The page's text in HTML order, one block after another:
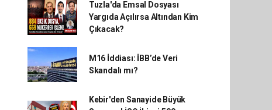
Tuzla'da Emsal Dosyası
Yargıda Açılırsa Altından Kim
Çıkacak?
M16 İddiası: İBB’de Veri
Skandalı mı?
Kebir'den Sanayide Büyük